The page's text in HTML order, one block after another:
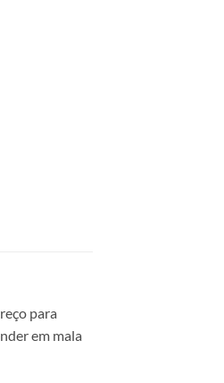
para
em mala